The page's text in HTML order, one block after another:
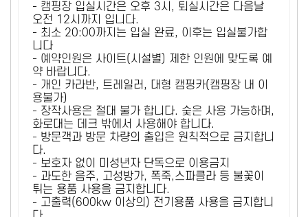
- 캠핑장 입실시간은 오후 3시, 퇴실시간은 다음날
오전 12시까지 입니다.
- 최소 20:00까지는 입실 완료, 이후는 입실불가합
니다
- 예약인원은 사이트(시설별) 제한 인원에 맞도록 예
약 바랍니다.
- 개인 카라반, 트레일러, 대형 캠핑카(캠핑장 내 이
용불가)
- 장작사용은 절대 불가 합니다. 숯은 사용 가능하며,
화로대는 데크 밖에서 사용해야 합니다.
- 방문객과 방문 차량의 출입은 원칙적으로 금지합니
다.
- 보호자 없이 미성년자 단독으로 이용금지
- 과도한 음주, 고성방가, 폭죽,스파클라 등 불꽃이
튀는 용품 사용을 금지합니다.
- 고출력(600kw 이상의) 전기용품 사용을 금지합니